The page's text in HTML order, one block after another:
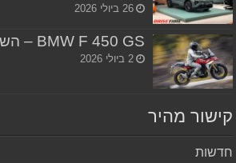
26 ביולי 2026
BMW F 450 GS – השקה בישראל
2 ביולי 2026
מהיר